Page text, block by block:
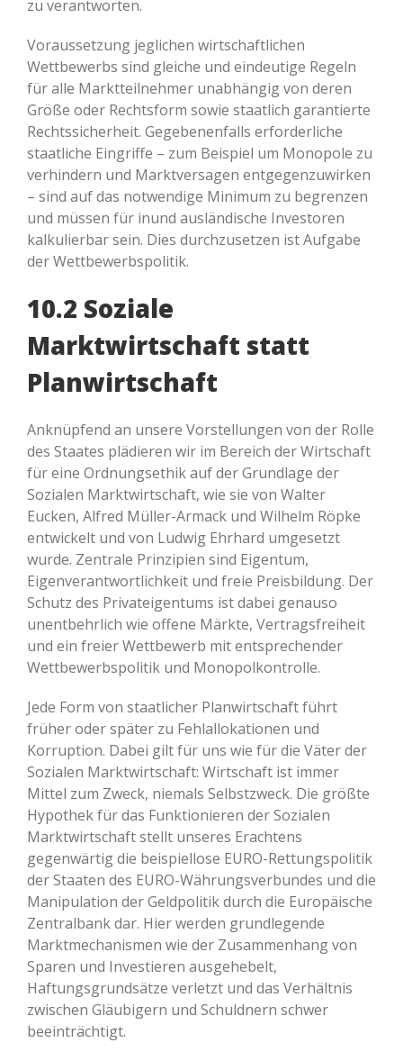
zu verantworten.
Voraussetzung jeglichen wirtschaftlichen
Wettbewerbs sind gleiche und eindeutige Regeln
für alle Marktteilnehmer unabhängig von deren
Größe oder Rechtsform sowie staatlich garantierte
Rechtssicherheit. Gegebenenfalls erforderliche
staatliche Eingriffe – zum Beispiel um Monopole zu
verhindern und Marktversagen entgegenzuwirken
– sind auf das notwendige Minimum zu begrenzen
und müssen für inund ausländische Investoren
kalkulierbar sein. Dies durchzusetzen ist Aufgabe
der Wettbewerbspolitik.
10.2 Soziale
Marktwirtschaft statt
Planwirtschaft
Anknüpfend an unsere Vorstellungen von der Rolle
des Staates plädieren wir im Bereich der Wirtschaft
für eine Ordnungsethik auf der Grundlage der
Sozialen Marktwirtschaft, wie sie von Walter
Eucken, Alfred Müller-Armack und Wilhelm Röpke
entwickelt und von Ludwig Ehrhard umgesetzt
wurde. Zentrale Prinzipien sind Eigentum,
Eigenverantwortlichkeit und freie Preisbildung. Der
Schutz des Privateigentums ist dabei genauso
unentbehrlich wie offene Märkte, Vertragsfreiheit
und ein freier Wettbewerb mit entsprechender
Wettbewerbspolitik und Monopolkontrolle.
Jede Form von staatlicher Planwirtschaft führt
früher oder später zu Fehlallokationen und
Korruption. Dabei gilt für uns wie für die Väter der
Sozialen Marktwirtschaft: Wirtschaft ist immer
Mittel zum Zweck, niemals Selbstzweck. Die größte
Hypothek für das Funktionieren der Sozialen
Marktwirtschaft stellt unseres Erachtens
gegenwärtig die beispiellose EURO-Rettungspolitik
der Staaten des EURO-Währungsverbundes und die
Manipulation der Geldpolitik durch die Europäische
Zentralbank dar. Hier werden grundlegende
Marktmechanismen wie der Zusammenhang von
Sparen und Investieren ausgehebelt,
Haftungsgrundsätze verletzt und das Verhältnis
zwischen Gläubigern und Schuldnern schwer
beeinträchtigt.